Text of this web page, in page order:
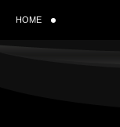
HOME